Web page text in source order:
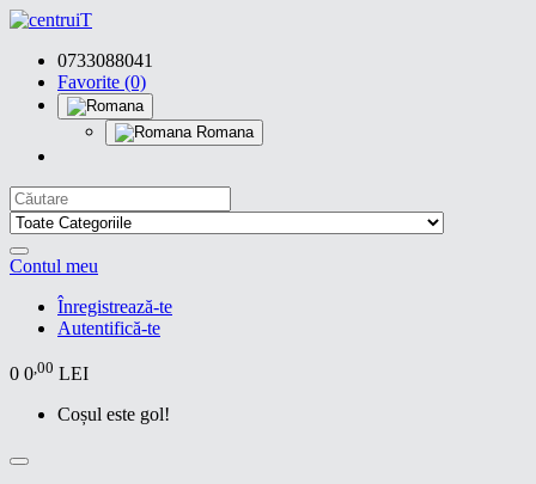
0733088041
Favorite (0)
Romana
Contul meu
Înregistrează-te
Autentifică-te
0 0,00 LEI
Coșul este gol!